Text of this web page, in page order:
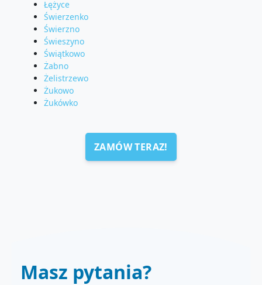
Łężyce
Świerzenko
Świerzno
Świeszyno
Świątkowo
Żabno
Żelistrzewo
Żukowo
Żukówko
ZAMÓW TERAZ!
Masz pytania?